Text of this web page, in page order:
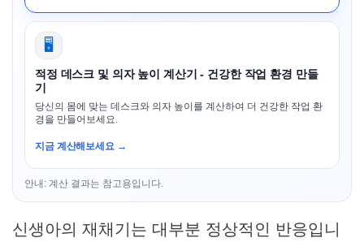
🖥️
적정 데스크 및 의자 높이 계산기 - 건강한 작업 환경 만들
기
당신의 몸에 맞는 데스크와 의자 높이를 계산하여 더 건강한 작업 환
경을 만들어보세요.
지금 계산해보세요 →
안내: 계산 결과는 참고용입니다.
신생아의 재채기는 대부분 정상적인 반응입니